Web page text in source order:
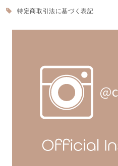
特定商取引法に基づく表記